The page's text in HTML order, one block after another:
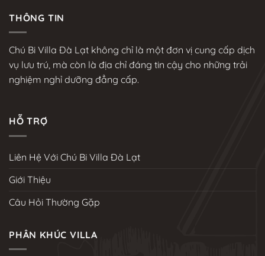
THÔNG TIN
Chú Bi Villa Đà Lạt không chỉ là một đơn vị cung cấp dịch
vụ lưu trú, mà còn là địa chỉ đáng tin cậy cho những trải
nghiệm nghỉ dưỡng đẳng cấp.
HỖ TRỢ
Liên Hệ Với Chú Bi Villa Đà Lạt
Giới Thiệu
Câu Hỏi Thường Gặp
PHÂN KHÚC VILLA